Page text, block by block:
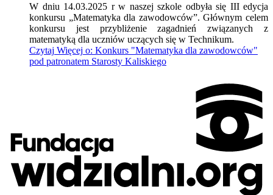
W dniu 14.03.2025 r w naszej szkole odbyła się III edycja
konkursu „Matematyka dla zawodowców”. Głównym celem
konkursu jest przybliżenie zagadnień związanych z
matematyką dla uczniów uczących się w Technikum.
Czytaj Więcej o: Konkurs "Matematyka dla zawodowców"
pod patronatem Starosty Kaliskiego